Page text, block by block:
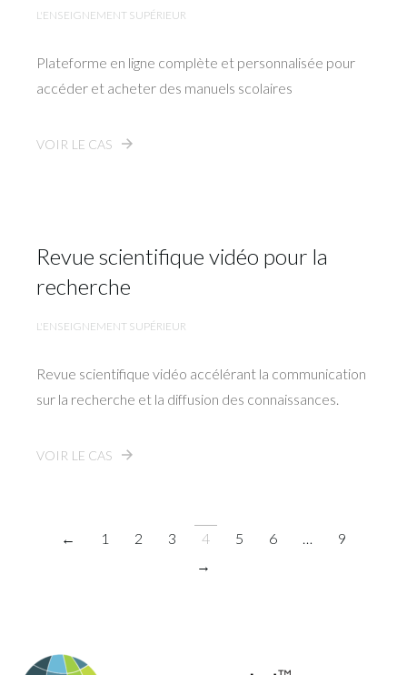
L'ENSEIGNEMENT SUPÉRIEUR
Plateforme en ligne complète et personnalisée pour
accéder et acheter des manuels scolaires
VOIR LE CAS
Revue scientifique vidéo pour la
recherche
L'ENSEIGNEMENT SUPÉRIEUR
Revue scientifique vidéo accélérant la communication
sur la recherche et la diffusion des connaissances.
VOIR LE CAS
← 1 2 3 4 5 6 …
9
→